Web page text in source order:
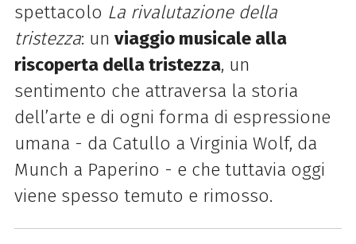
spettacolo La rivalutazione della
tristezza: un viaggio musicale alla
riscoperta della tristezza, un
sentimento che attraversa la storia
dell’arte e di ogni forma di espressione
umana - da Catullo a Virginia Wolf, da
Munch a Paperino - e che tuttavia oggi
viene spesso temuto e rimosso.